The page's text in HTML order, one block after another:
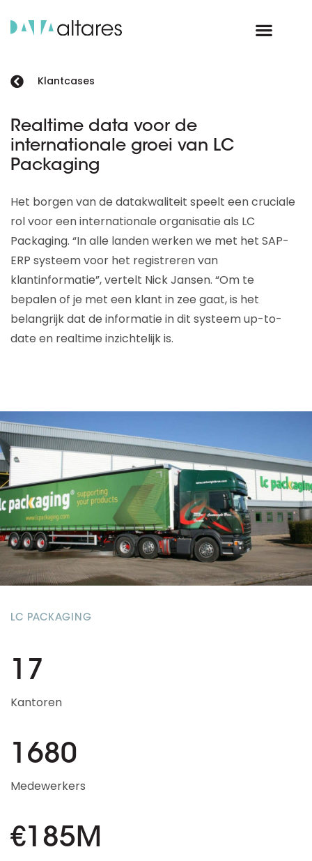
Klantcases
Realtime data voor de
internationale groei van LC
Packaging
Het borgen van de datakwaliteit speelt een cruciale
rol voor een internationale organisatie als LC
Packaging. “In alle landen werken we met het SAP-
ERP systeem voor het registreren van
klantinformatie”, vertelt Nick Jansen. “Om te
bepalen of je met een klant in zee gaat, is het
belangrijk dat de informatie in dit systeem up-to-
date en realtime inzichtelijk is.
LC PACKAGING
17
Kantoren
1680
Medewerkers
€185M